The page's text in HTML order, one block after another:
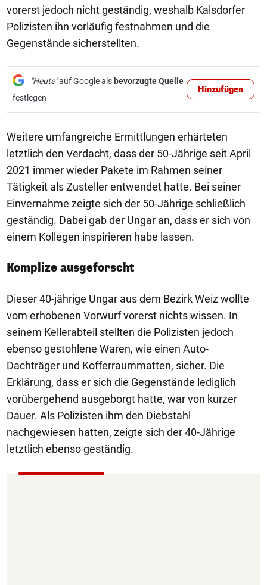
vorerst jedoch nicht geständig, weshalb Kalsdorfer
Polizisten ihn vorläufig festnahmen und die
Gegenstände sicherstellten.
"Heute"auf Google als bevorzugte Quelle
festlegen
Hinzufügen
Weitere umfangreiche Ermittlungen erhärteten
letztlich den Verdacht, dass der 50-Jährige seit April
2021 immer wieder Pakete im Rahmen seiner
Tätigkeit als Zusteller entwendet hatte. Bei seiner
Einvernahme zeigte sich der 50-Jährige schließlich
geständig. Dabei gab der Ungar an, dass er sich von
einem Kollegen inspirieren habe lassen.
Komplize ausgeforscht
Dieser 40-jährige Ungar aus dem Bezirk Weiz wollte
vom erhobenen Vorwurf vorerst nichts wissen. In
seinem Kellerabteil stellten die Polizisten jedoch
ebenso gestohlene Waren, wie einen Auto-
Dachträger und Kofferraummatten, sicher. Die
Erklärung, dass er sich die Gegenstände lediglich
vorübergehend ausgeborgt hatte, war von kurzer
Dauer. Als Polizisten ihm den Diebstahl
nachgewiesen hatten, zeigte sich der 40-Jährige
letztlich ebenso geständig.